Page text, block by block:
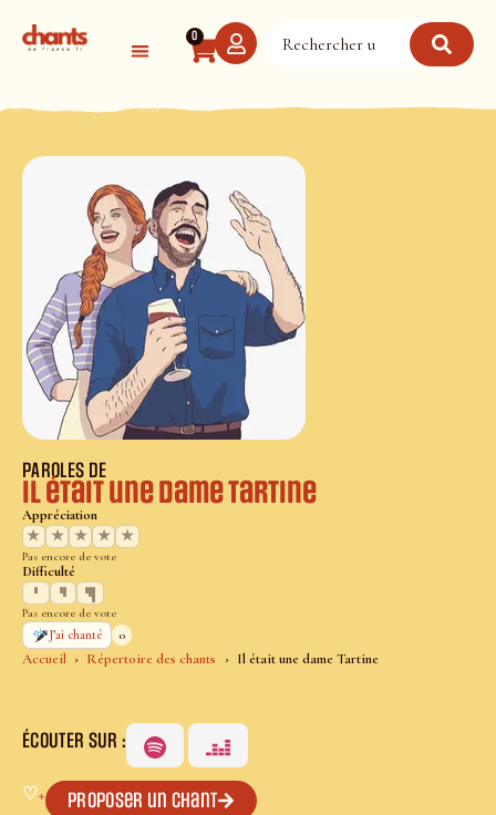
0
Accueil Répertoire des chants Il était une dame Tartine
PAROLES DE
Il était une dame Tartine
Appréciation
★
★ ★ ★ ★
Pas encore de vote
Difficulté
Pas encore de vote
J’ai chanté
0
ÉCOUTER SUR :
♡+ Proposer un chant